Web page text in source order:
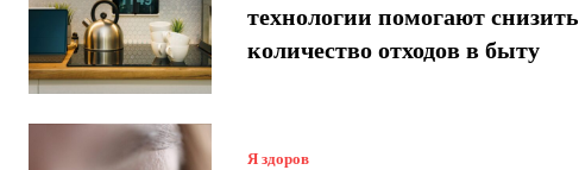
технологии помогают снизить
количество отходов в быту
Я здоров